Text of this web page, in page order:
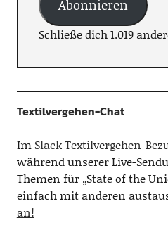
Abonnieren
Schließe dich 1.019
Textilvergehen-Chat
Im Slack Textilvergehen-
während unserer Live-
Themen für „State of the
einfach mit anderen
an!